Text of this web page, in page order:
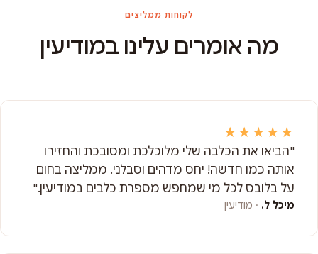
לקוחות ממליצים
מה אומרים עלינו במודיעין
★★★★★
"הביאו את הכלבה שלי מלוכלכת ומסובכת והחזירו
אותה כמו חדשה! יחס מדהים וסבלני. ממליצה בחום
על בלובס לכל מי שמחפש מספרת כלבים במודיעין."
מיכל ל. · מודיעין